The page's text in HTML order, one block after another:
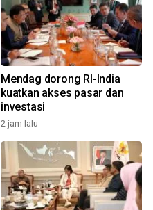
Mendag dorong RI-India
kuatkan akses pasar dan
investasi
2 jam lalu